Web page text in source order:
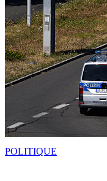
POLITIQUE